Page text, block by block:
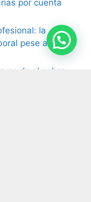
por cuenta
la
pese a la
anula el cobro